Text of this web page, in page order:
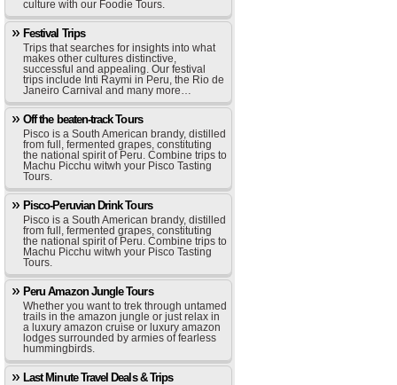
culture with our Foodie Tours.
Festival Trips
Trips that searches for insights into what
makes other cultures distinctive,
successful and appealing. Our festival
trips include Inti Raymi in Peru, the Rio de
Janeiro Carnival and many more…
Off the beaten-track Tours
Pisco is a South American brandy, distilled
from full, fermented grapes, constituting
the national spirit of Peru. Combine trips to
Machu Picchu witwh your Pisco Tasting
Tours.
Pisco-Peruvian Drink Tours
Pisco is a South American brandy, distilled
from full, fermented grapes, constituting
the national spirit of Peru. Combine trips to
Machu Picchu witwh your Pisco Tasting
Tours.
Peru Amazon Jungle Tours
Whether you want to trek through untamed
trails in the amazon jungle or just relax in
a luxury amazon cruise or luxury amazon
lodges surrounded by armies of fearless
hummingbirds.
Last Minute Travel Deals & Trips